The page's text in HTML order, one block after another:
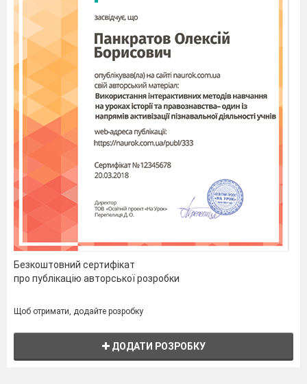
Безкоштовний сертифікат
про публікацію авторської розробки
Щоб отримати, додайте розробку
ДОДАТИ РОЗРОБКУ